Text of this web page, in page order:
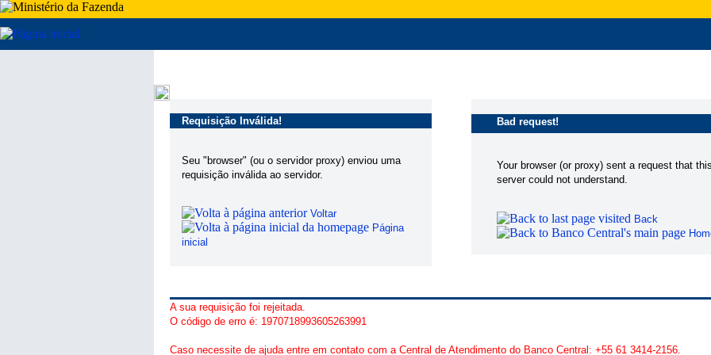
Requisição Inválida!
Seu "browser" (ou o servidor proxy) enviou uma
requisição inválida ao servidor.
Voltar
Página
inicial
Bad request!
Your browser (or proxy) sent a request that
server could not understand.
Back
A sua requisição foi rejeitada.
O código de erro é: 1970718993605263991
Caso necessite de ajuda entre em contato com a Central de Atendimento do Banco Central: +55 61 3414-2156.